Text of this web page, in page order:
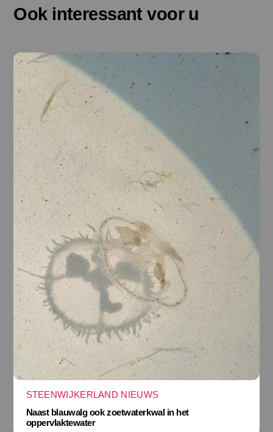
Ook interessant voor u
STEENWIJKERLAND NIEUWS
Naast blauwalg ook zoetwaterkwal in het
oppervlaktewater